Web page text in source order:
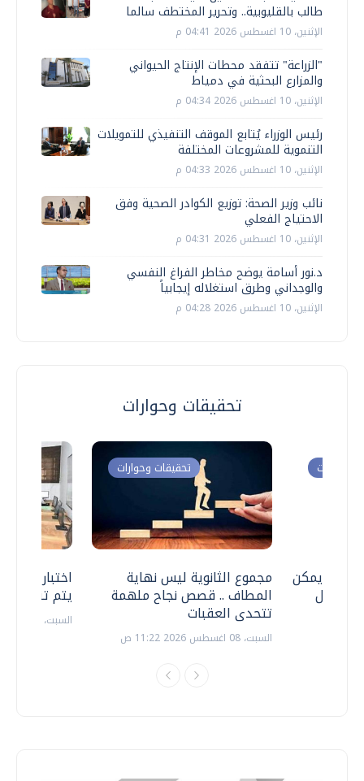
طالب بالقليوبية.. وتحرير المختطف سالما
الإثنين، 10 اغسطس 2026 04:41 م
"الزراعة" تتفقد محطات الإنتاج الحيواني
والمزارع البحثية في دمياط
الإثنين، 10 اغسطس 2026 04:34 م
رئيس الوزراء يُتابع الموقف التنفيذي للتمويلات
التنموية للمشروعات المختلفة
الإثنين، 10 اغسطس 2026 04:33 م
نائب وزير الصحة: توزيع الكوادر الصحية وفق
الاحتياج الفعلي
الإثنين، 10 اغسطس 2026 04:31 م
د.نور أسامة يوضح مخاطر الفراغ النفسي
والوجداني وطرق استغلاله إيجابياً
الإثنين، 10 اغسطس 2026 04:28 م
تحقيقات وحوارات
اختبارات
يتم
السبت، 18 يوليو 2026 09:22 ص
تحقيقات وحوارات
مجموع الثانوية ليس نهاية
المطاف .. قصص نجاح ملهمة
تتحدى العقبات
السبت، 08 اغسطس 2026 11:22 ص
وحوارات
.. هل يمكن
نتعامل